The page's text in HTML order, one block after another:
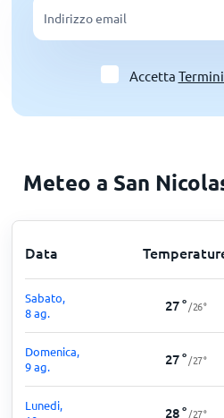
Accetta
Meteo a San
Data
Sabato,
8 ag.
27° /26°
Domenica,
9 ag.
27° /27°
Lunedi,
28° /27°